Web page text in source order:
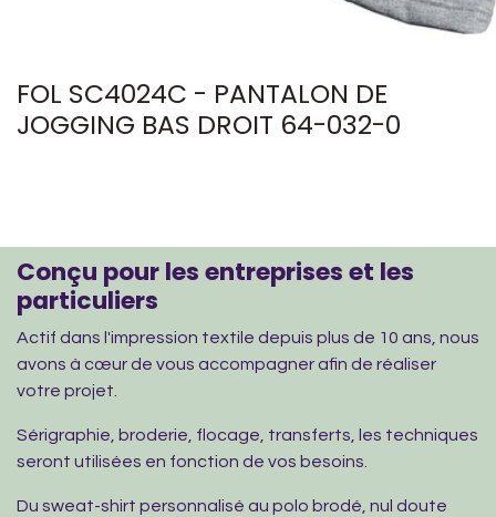
FOL SC4024C - PANTALON DE
JOGGING BAS DROIT 64-032-0
Conçu pour les entreprises et les
particuliers
Actif dans l'impression textile depuis plus de 10 ans, nous
avons à cœur de vous accompagner afin de réaliser
votre projet.
Sérigraphie, broderie, flocage, transferts, les techniques
seront utilisées en fonction de vos besoins.
Du sweat-shirt personnalisé au polo brodé, nul doute